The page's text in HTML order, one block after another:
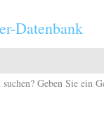
Datenbank
Geben Sie ein